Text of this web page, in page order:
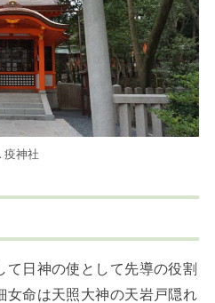
神社
て日神の使として先導の役割
女命は天照大神の天岩戸隠れ